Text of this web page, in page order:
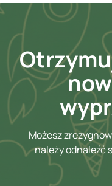
Możesz
należy odnaleźć